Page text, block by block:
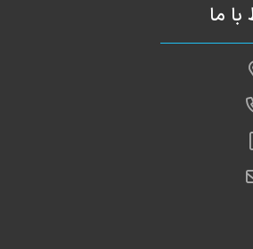
با ما